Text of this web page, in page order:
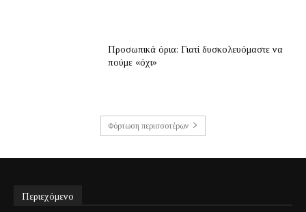
Προσωπικά όρια: Γιατί δυσκολευόμαστε να
πούμε «όχι»
Φόρτωση περισσοτέρων
Περιεχόμενο